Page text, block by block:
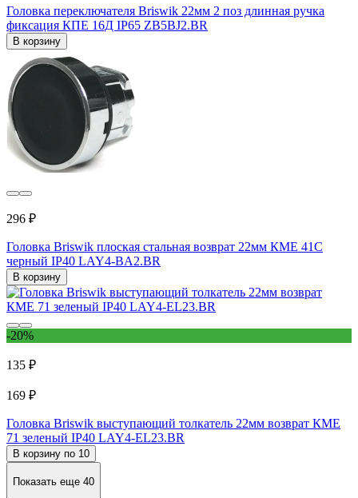
Головка переключателя Briswik 22мм 2 поз длинная ручка
фиксация КПЕ 16Д IP65 ZB5BJ2.BR
В корзину
296 ₽
Головка Briswik плоская стальная возврат 22мм КМЕ 41С
черный IP40 LAY4-BA2.BR
В корзину
-20%
135 ₽
169 ₽
Головка Briswik выступающий толкатель 22мм возврат КМЕ
71 зеленый IP40 LAY4-EL23.BR
В корзину по 10
Показать еще 40